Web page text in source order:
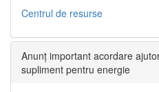
Centrul de resurse
Anunț important acordare
supliment pentru energie